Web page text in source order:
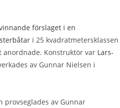
förslaget i en
i 25 kvadratmetersklassen
anordnade. Konstruktör var Lars-
av Gunnar Nielsen i
provseglades av Gunnar